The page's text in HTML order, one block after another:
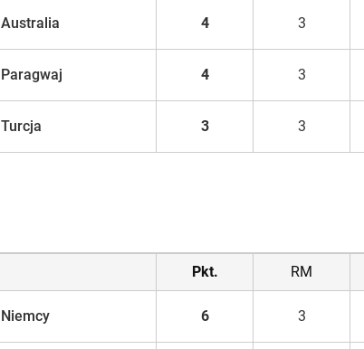
Australia 4 3
Paragwaj 4 3
Turcja 3 3
Pkt. RM
Niemcy 6 3